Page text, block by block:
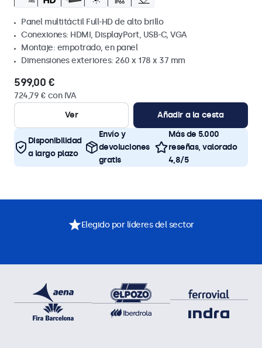
Panel multitáctil Full-HD de alto brillo
Conexiones: HDMI, DisplayPort, USB-C, VGA
Montaje: empotrado, en panel
Dimensiones exteriores: 260 x 178 x 37 mm
599,00 €
724,79 € con IVA
Ver
Añadir a la cesta
Disponibilidad
a largo plazo
Envío y
devoluciones
gratis
Más de 5.000
reseñas, valorado
4,8/5
Elegido por líderes del sector